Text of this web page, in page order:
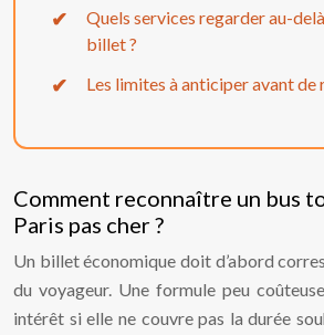
Quels services regarder au-
billet ?
Les limites à anticiper avant de
Comment reconnaître un bus
Paris pas cher ?
Un billet économique doit d’abord
du voyageur. Une formule peu
intérêt si elle ne couvre pas la durée